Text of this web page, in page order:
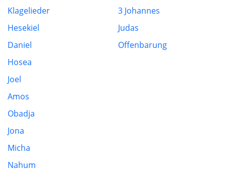
Klagelieder
Hesekiel
Daniel
Hosea
Joel
Amos
Obadja
Jona
Micha
Nahum
3 Johannes
Judas
Offenbarung